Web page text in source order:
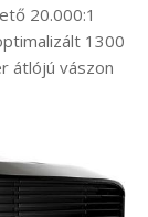
20.000:1
1300
átlójú vászon